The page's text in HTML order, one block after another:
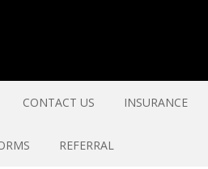
CONTACT US INSURANCE
REFERRAL